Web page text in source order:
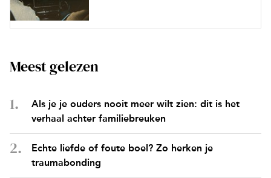
Meest gelezen
Als je je ouders nooit meer wilt zien: dit is het
verhaal achter familiebreuken
Echte liefde of foute boel? Zo herken je
traumabonding